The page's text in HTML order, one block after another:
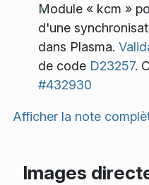
Module « kcm »
d'une
dans Plasma.
de code D23257.
#432930
Afficher la note
Images